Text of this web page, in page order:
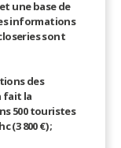
une base de
informations
sont
des
fait la
500 touristes
(3 800 €) ;